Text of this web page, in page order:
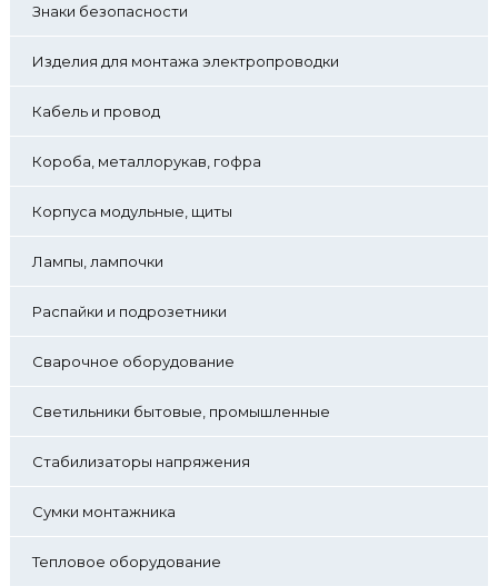
Знаки безопасности
Изделия для монтажа электропроводки
Кабель и провод
Короба, металлорукав, гофра
Корпуса модульные, щиты
Лампы, лампочки
Распайки и подрозетники
Сварочное оборудование
Светильники бытовые, промышленные
Стабилизаторы напряжения
Сумки монтажника
Тепловое оборудование